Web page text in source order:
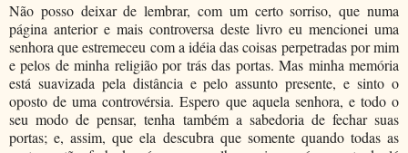
Não posso deixar de lembrar, com um certo sorriso, que numa
página anterior e mais controversa deste livro eu mencionei uma
senhora que estremeceu com a idéia das coisas perpetradas por mim
e pelos de minha religião por trás das portas. Mas minha memória
está suavizada pela distância e pelo assunto presente, e sinto o
oposto de uma controvérsia. Espero que aquela senhora, e todo o
seu modo de pensar, tenha também a sabedoria de fechar suas
portas; e, assim, que ela descubra que somente quando todas as